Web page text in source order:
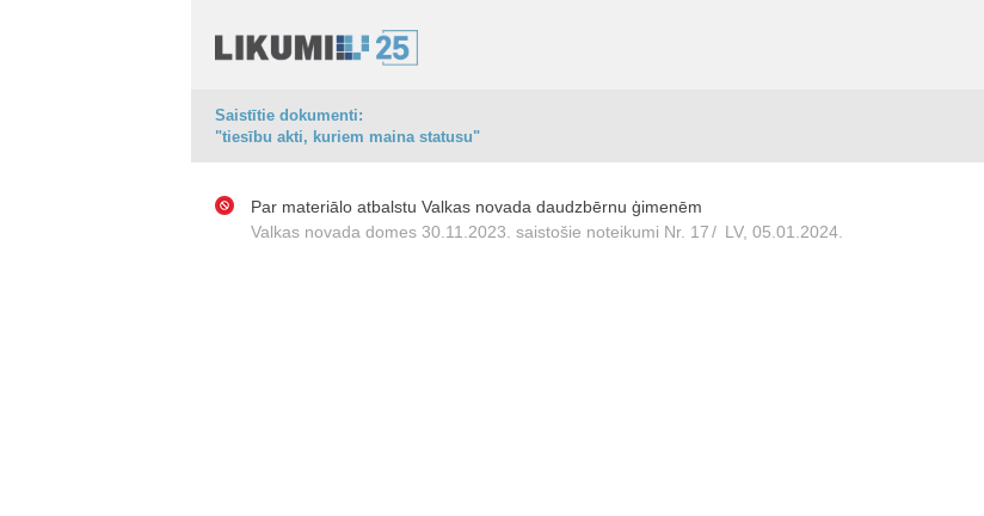
Saistītie dokumenti:
"tiesību akti, kuriem maina statusu"
Par materiālo atbalstu Valkas novada daudzbērnu ģimenēm
Valkas novada domes 30.11.2023. saistošie noteikumi Nr. 17/ LV, 05.01.2024.